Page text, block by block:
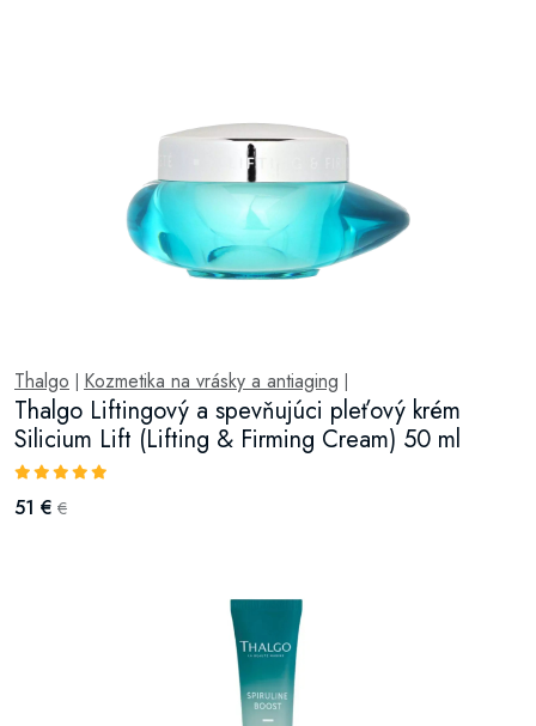
Thalgo Kozmetika na vrásky a antiaging
Thalgo Liftingový a spevňujúci pleťový krém
Silicium Lift (Lifting & Firming Cream) 50 ml
51 € €